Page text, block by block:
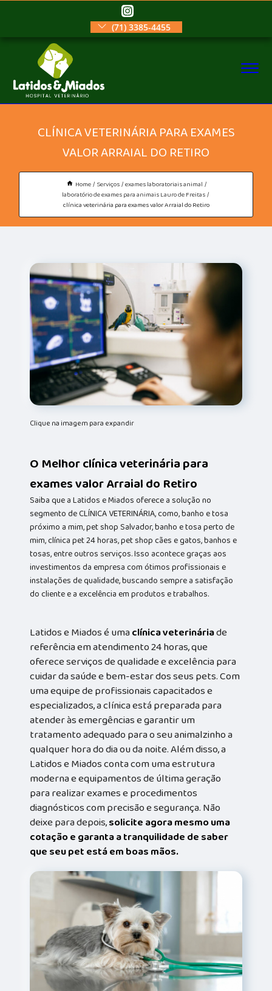
(71) 3385-4455
CLÍNICA VETERINÁRIA PARA EXAMES
VALOR ARRAIAL DO RETIRO
Home Serviços exames laboratoriais animal
laboratório de exames para animais Lauro de Freitas
clínica veterinária para exames valor Arraial do Retiro
Clique na imagem para expandir
O Melhor clínica veterinária para
exames valor Arraial do Retiro
Saiba que a Latidos e Miados oferece a solução no
segmento de CLÍNICA VETERINÁRIA, como, banho e tosa
próximo a mim, pet shop Salvador, banho e tosa perto de
mim, clínica pet 24 horas, pet shop cães e gatos, banhos e
tosas, entre outros serviços. Isso acontece graças aos
investimentos da empresa com ótimos profissionais e
instalações de qualidade, buscando sempre a satisfação
do cliente e a excelência em produtos e trabalhos.
Latidos e Miados é umaclínica veterináriade
referência em atendimento 24 horas, que
oferece serviços de qualidade e excelência para
cuidar da saúde e bem-estar dos seus pets. Com
uma equipe de profissionais capacitados e
especializados, a clínica está preparada para
atender às emergências e garantir um
tratamento adequado para o seu animalzinho a
qualquer hora do dia ou da noite. Além disso, a
Latidos e Miados conta com uma estrutura
moderna e equipamentos de última geração
para realizar exames e procedimentos
diagnósticos com precisão e segurança. Não
deixe para depois,solicite agora mesmo uma
cotação e garanta a tranquilidade de saber
que seu pet está em boas mãos.